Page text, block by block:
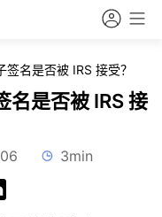
名是否被 IRS 接受？
是否被 IRS 接
3min